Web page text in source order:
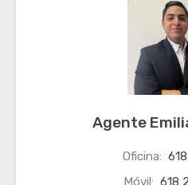
Agente
Oficina:
Móvil: 618